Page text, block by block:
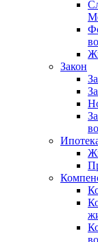
Закон